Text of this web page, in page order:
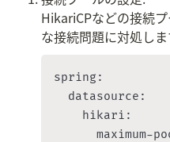
HikariCPなどの接続
な接続問題に対処しま
spring:
  datasource:
    hikari:
maximum-